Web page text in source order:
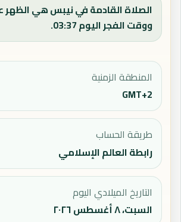
ووقت الفجر اليوم 03:37.
المنطقة الزمنية
GMT+2
طريقة الحساب
رابطة العالم الإسلامي
التاريخ الميلادي اليوم
السبت، ٨ أغسطس ٢٠٢٦